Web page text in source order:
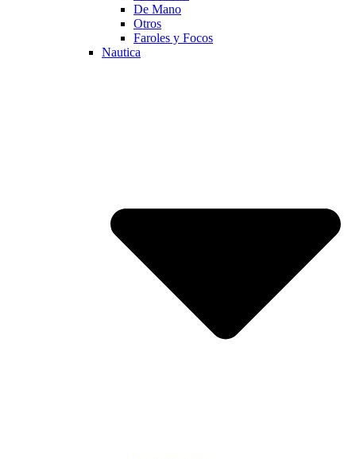
De Mano
Otros
Faroles y Focos
Nautica